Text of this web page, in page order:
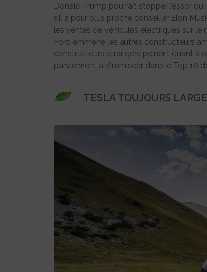
Donald Trump pourrait stopper l’essor
s’il a pour plus proche conseiller Elon
les ventes de véhicules électriques sur le
Ford emmène les autres constructeurs
constructeurs étrangers peinent quant à
parviennent à s’immiscer dans le Top 10
TESLA TOUJOURS